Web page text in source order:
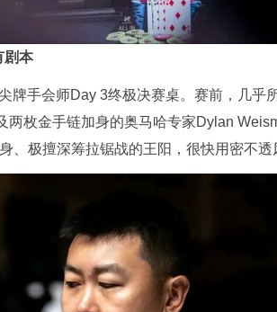
剧本
牌手会师Day 3终极决赛桌。赛前，几乎
两枚金手链加身的奥马哈专家Dylan
、极擅深筹拉锯战的王阳，很快用密不透